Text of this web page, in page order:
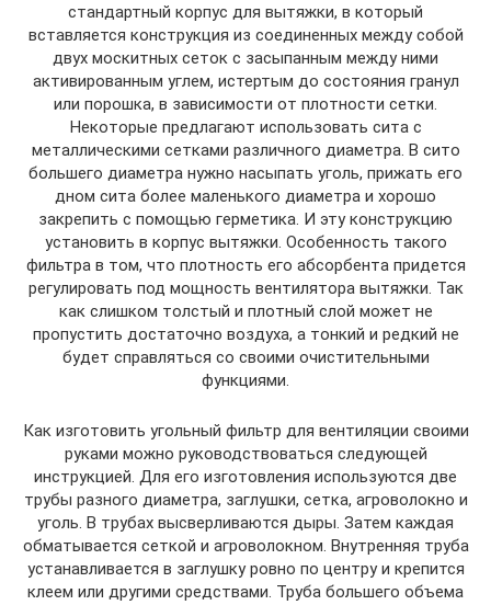
стандартный корпус для вытяжки, в который
вставляется конструкция из соединенных между собой
двух москитных сеток с засыпанным между ними
активированным углем, истертым до состояния гранул
или порошка, в зависимости от плотности сетки.
Некоторые предлагают использовать сита с
металлическими сетками различного диаметра. В сито
большего диаметра нужно насыпать уголь, прижать его
дном сита более маленького диаметра и хорошо
закрепить с помощью герметика. И эту конструкцию
установить в корпус вытяжки. Особенность такого
фильтра в том, что плотность его абсорбента придется
регулировать под мощность вентилятора вытяжки. Так
как слишком толстый и плотный слой может не
пропустить достаточно воздуха, а тонкий и редкий не
будет справляться со своими очистительными
функциями.
Как изготовить угольный фильтр для вентиляции своими
руками можно руководствоваться следующей
инструкцией. Для его изготовления используются две
трубы разного диаметра, заглушки, сетка, агроволокно и
уголь. В трубах высверливаются дыры. Затем каждая
обматывается сеткой и агроволокном. Внутренняя труба
устанавливается в заглушку ровно по центру и крепится
клеем или другими средствами. Труба большего объема